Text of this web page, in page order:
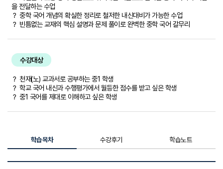
을 전달하는 수업
？ 중학 국어 개념의 확실한 정리로 철저한 내신대비가 가능한 수업
？ 빈틈없는 교재의 핵심 설명과 문제 풀이로 완벽한 중학 국어 갈무리
수강대상
？ 천재(노) 교과서로 공부하는 중1 학생
？ 학교 국어 내신과 수행평가에서 월등한 점수를 받고 싶은 학생
？ 중1 국어를 제대로 이해하고 싶은 학생
학습목차 수강후기 학습노트